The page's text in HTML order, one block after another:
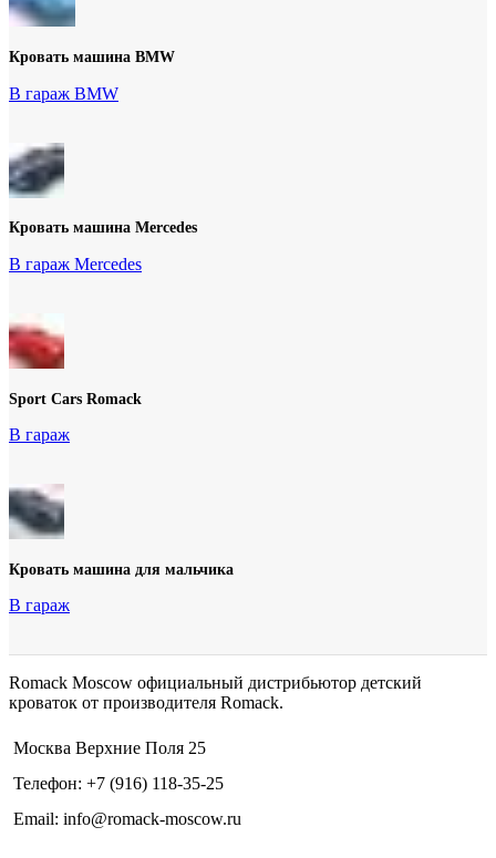
Кровать машина BMW
В гараж BMW
Кровать машина Mercedes
В гараж Mercedes
Sport Cars Romack
В гараж
Кровать машина для мальчика
В гараж
Romack Moscow официальный дистрибьютор детский
кроваток от производителя Romack.
Москва Верхние Поля 25
Телефон: +7 (916) 118-35-25
Email: info@romack-moscow.ru